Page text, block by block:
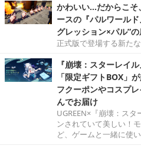
かわいい…だからこそ
ースの『パルワール
グレッション×パル”
正式版で登場する新た
『崩壊：スターレイ
「限定ギフトBOX」
フクーポンやコスプ
んでお届け
UGREEN×『崩壊：ス
ンされていて美しい！
ど、ゲームと一緒に使